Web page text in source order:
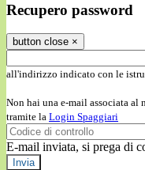
Recupero password
button close ×
all'indirizzo indicato con le
Non hai una e-mail associata al
tramite la Login Spaggiari
E-mail inviata, si prega di